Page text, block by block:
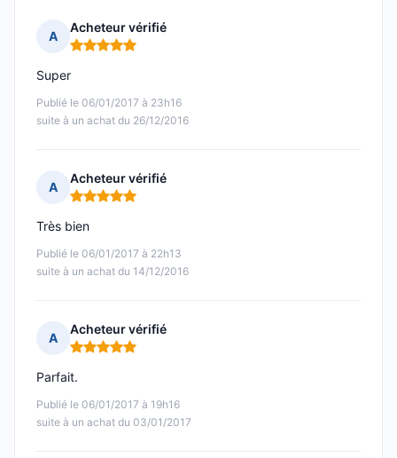
A
Acheteur vérifié
Note : 5 sur 5
Publié le 06/01/2017 à 23h16
suite à un achat du 26/12/2016
Super
A
Acheteur vérifié
Note : 5 sur 5
Publié le 06/01/2017 à 22h13
suite à un achat du 14/12/2016
Très bien
A
Acheteur vérifié
Note : 5 sur 5
Publié le 06/01/2017 à 19h16
suite à un achat du 03/01/2017
Parfait.